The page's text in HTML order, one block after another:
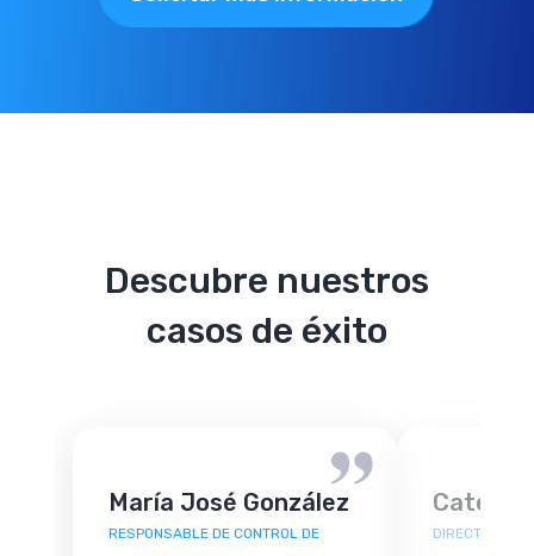
Descubre nuestros
casos de éxito
María José González
RESPONSABLE DE CONTROL DE
DIRECTORA